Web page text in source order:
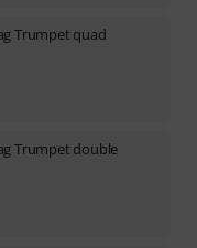
Trumpet quad
Trumpet double